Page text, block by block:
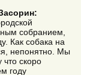
собранием,
Как собака на
непонятно. Мы
скоро
году